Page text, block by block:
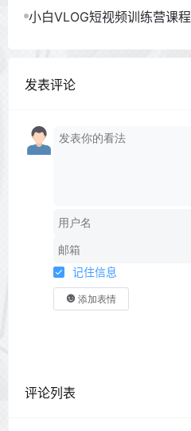
小白VLOG短视频训练营课程
发表评论
记住信息
添加表情
评论列表